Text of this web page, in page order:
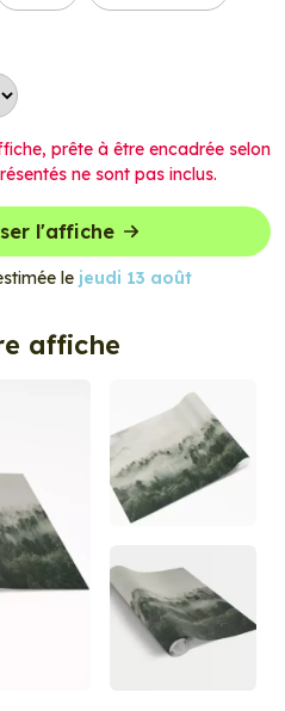
prête à être encadrée selon
ne sont pas inclus.
l'affiche
le jeudi 13 août
affiche